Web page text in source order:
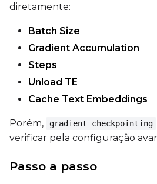
diretamente:
Batch Size
Gradient Accumulation
Steps
Unload TE
Cache Text Embeddings
Porém, gradient_checkpointing
verificar pela configuração
Passo a passo